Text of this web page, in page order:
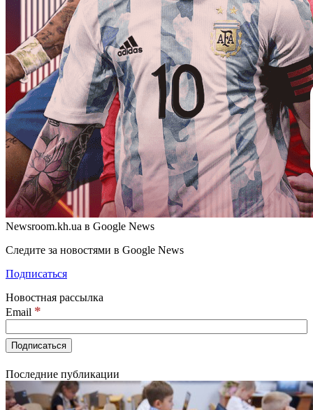
Newsroom.kh.ua в Google News
Следите за новостями в Google News
Подписаться
Новостная рассылка
Email *
Последние публикации